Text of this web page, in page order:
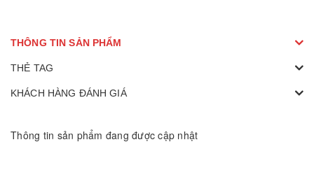
THÔNG TIN SẢN PHẨM
THẺ TAG
KHÁCH HÀNG ĐÁNH GIÁ
Thông tin sản phẩm đang được cập nhật